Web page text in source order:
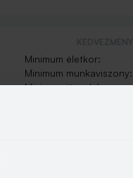
Minimum életkor:
Minimum munkaviszony:
Minimum jövedelem: